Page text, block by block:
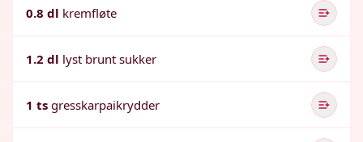
0.8 dl kremfløte
1.2 dl lyst brunt sukker
1 ts gresskarpaikrydder